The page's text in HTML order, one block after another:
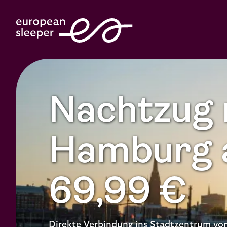
Nachtzug
Hamburg
69,99 €
Direkte Verbindung ins Stadtzentrum